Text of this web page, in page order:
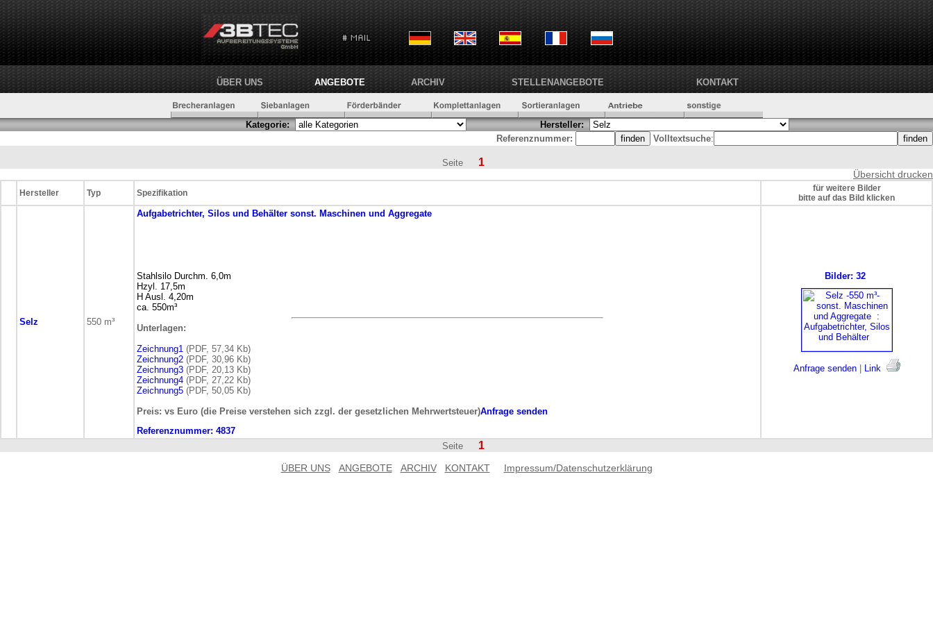
ÜBER UNS ANGEBOTE ARCHIV STELLENANGEBOTE KONTAKT
Kategorie:
Hersteller:
Referenznummer:
Volltextsuche:
Seite 1
Übersicht drucken
Hersteller Typ Spezifikation
für weitere Bilder
bitte auf das Bild klicken
Selz 550 m³
Aufgabetrichter, Silos und Behälter sonst. Maschinen und Aggregate
Stahlsilo Durchm. 6,0m
Hzyl. 17,5m
H Ausl. 4,20m
ca. 550m³
Unterlagen:
Zeichnung1 (PDF, 57,34 Kb)
Zeichnung2 (PDF, 30,96 Kb)
Zeichnung3 (PDF, 20,13 Kb)
Zeichnung4 (PDF, 27,22 Kb)
Zeichnung5 (PDF, 50,05 Kb)
Preis: vs Euro (die Preise verstehen sich zzgl. der gesetzlichen Mehrwertsteuer)Anfrage senden
Referenznummer: 4837
Bilder: 32
Anfrage senden| Link
Seite 1
ÜBER UNS ANGEBOTE ARCHIV KONTAKT Impressum/Datenschutzerklärung